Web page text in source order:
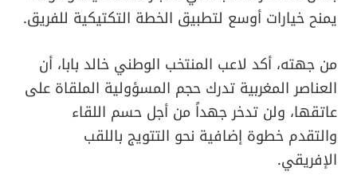
يمنح خيارات أوسع لتطبيق الخطة التكتيكية للفريق.
من جهته، أكد لاعب المنتخب الوطني خالد بابا، أن
العناصر المغربية تدرك حجم المسؤولية الملقاة على
عاتقها، ولن تدخر جهداً من أجل حسم اللقاء
والتقدم خطوة إضافية نحو التتويج باللقب
الإفريقي.